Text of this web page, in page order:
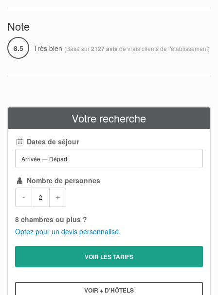
Note
8.5 Très bien (Basé sur2127 avis de vrais clients de l'établissement)
Votre recherche
Dates de séjour
Arrivée — Départ
Nombre de personnes
- +
8 chambres ou plus ?
Optez pour un devis personnalisé.
VOIR LES TARIFS
VOIR + D'HÔTELS